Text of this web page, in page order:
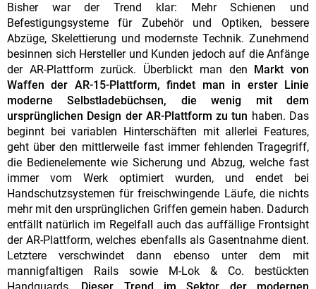
Bisher war der Trend klar: Mehr Schienen und
Befestigungsysteme für Zubehör und Optiken, bessere
Abzüge, Skelettierung und modernste Technik. Zunehmend
besinnen sich Hersteller und Kunden jedoch auf die Anfänge
der AR-Plattform zurück. Überblickt man den
Markt von
Waffen der AR-15-Plattform, findet man in erster Linie
moderne Selbstladebüchsen, die wenig mit dem
ursprünglichen Design der AR-Plattform zu tun haben. Das
beginnt bei variablen Hinterschäften mit allerlei Features,
geht über den mittlerweile fast immer fehlenden Tragegriff,
die Bedienelemente wie Sicherung und Abzug, welche fast
immer vom Werk optimiert wurden, und endet bei
Handschutzsystemen für freischwingende Läufe, die nichts
mehr mit den ursprünglichen Griffen gemein haben. Dadurch
entfällt natürlich im Regelfall auch das auffällige Frontsight
der AR-Plattform, welches ebenfalls als Gasentnahme dient.
Letztere verschwindet dann ebenso unter dem mit
mannigfaltigen Rails sowie M-Lok & Co. bestückten